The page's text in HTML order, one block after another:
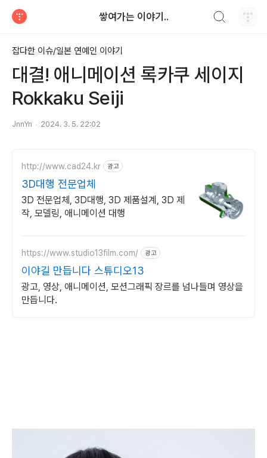
쌓여가는 이야기..
잡다한 이슈/일본 연예인 이야기
대결! 애니메이션 록카쿠 세이지
Rokkaku Seiji
JnnYn 2024. 3. 5. 22:02
http://www.cad24.kr 광고
3D대행 전문업체
3D 전문업체, 3D대행, 3D 제품설계, 3D 제
작, 모델링, 애니메이션 대행
https://www.studio13film.com/ 광고
이야길 만듭니다 스튜디오13
광고, 영상, 애니메이션, 모션그래픽 장르를 넘나들며 영상을
만듭니다.